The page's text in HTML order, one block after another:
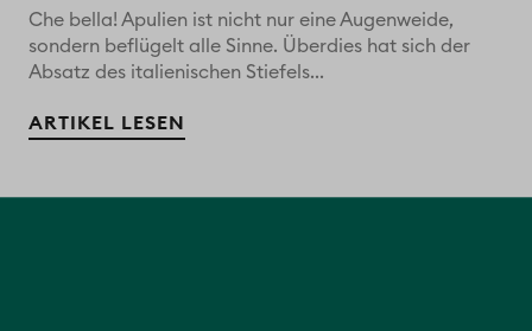
Che bella! Apulien ist nicht nur eine Augenweide,
sondern beflügelt alle Sinne. Überdies hat sich der
Absatz des italienischen Stiefels...
ARTIKEL LESEN